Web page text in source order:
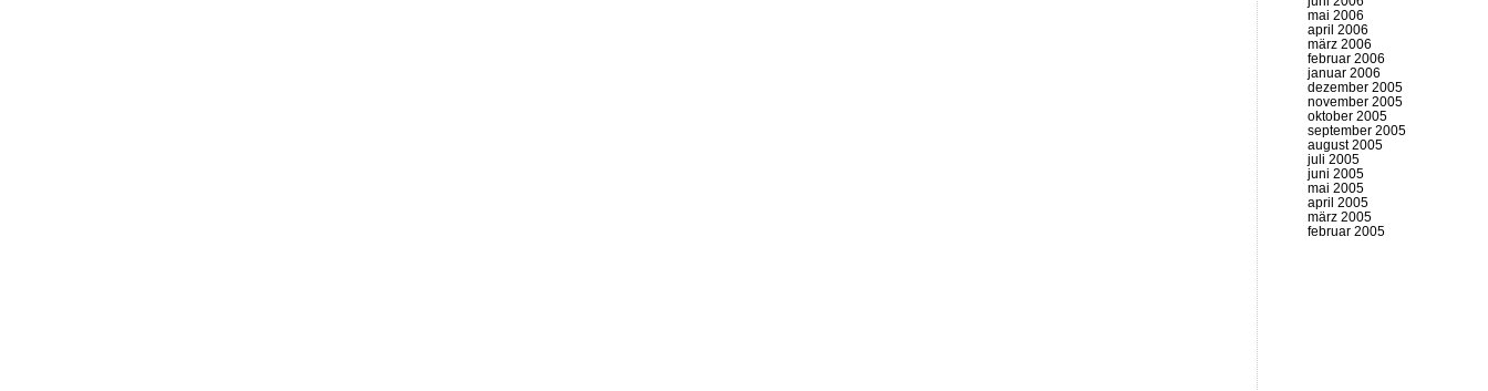
mai 2006
april 2006
märz 2006
februar 2006
januar 2006
dezember 2005
november 2005
oktober 2005
september 2005
august 2005
juli 2005
juni 2005
mai 2005
april 2005
märz 2005
februar 2005